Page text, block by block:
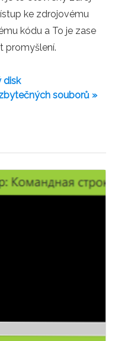
ke zdrojovému
kódu a To je zase
promyšlení.
disk
souborů »